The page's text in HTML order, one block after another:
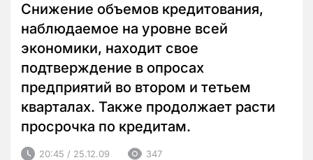
Снижение объемов кредитования,
наблюдаемое на уровне всей
экономики, находит свое
подтверждение в опросах
предприятий во втором и тетьем
кварталах. Также продолжает расти
просрочка по кредитам.
20:45 / 25.12.09 347